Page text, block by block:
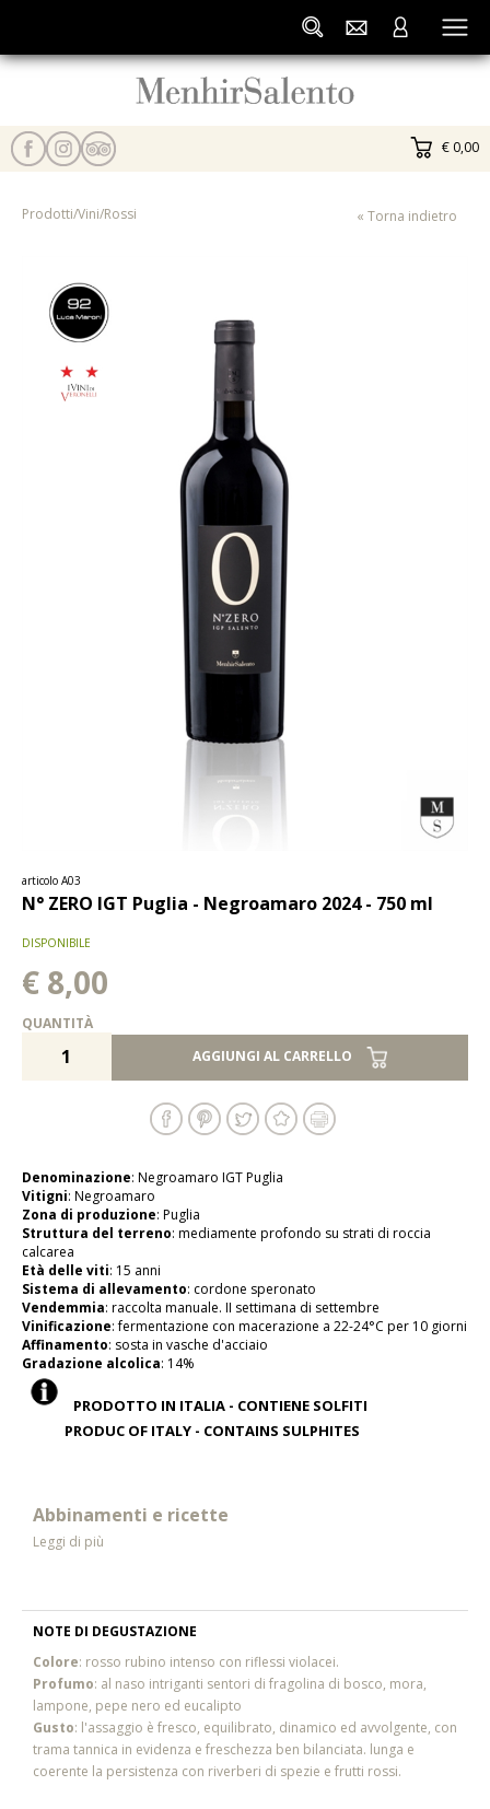
€ 0,00
Prodotti/Vini/Rossi « Torna indietro
articolo A03
N° ZERO IGT Puglia - Negroamaro 2024 - 750 ml
DISPONIBILE
€ 8,00
QUANTITÀ
AGGIUNGI AL CARRELLO
Denominazione: Negroamaro IGT Puglia
Vitigni: Negroamaro
Zona di produzione: Puglia
Struttura del terreno: mediamente profondo su strati di roccia
calcarea
Età delle viti: 15 anni
Sistema di allevamento: cordone speronato
Vendemmia: raccolta manuale. II settimana di settembre
Vinificazione: fermentazione con macerazione a 22-24°C per 10 giorni
Affinamento: sosta in vasche d'acciaio
Gradazione alcolica: 14%
PRODOTTO IN ITALIA - CONTIENE SOLFITI
PRODUC OF ITALY - CONTAINS SULPHITES
Abbinamenti e ricette
Leggi di più
NOTE DI DEGUSTAZIONE
Colore: rosso rubino intenso con riflessi violacei.
Profumo: al naso intriganti sentori di fragolina di bosco, mora,
lampone, pepe nero ed eucalipto
Gusto: l'assaggio è fresco, equilibrato, dinamico ed avvolgente, con
trama tannica in evidenza e freschezza ben bilanciata. lunga e
coerente la persistenza con riverberi di spezie e frutti rossi.